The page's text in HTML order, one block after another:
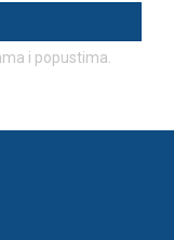
i popustima.